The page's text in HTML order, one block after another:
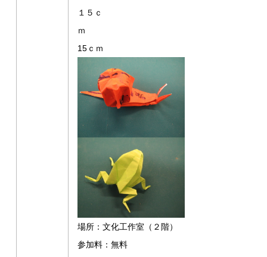
１５ｃ
ｍ
15ｃｍ
場所：文化工作室（２階）
参加料：無料